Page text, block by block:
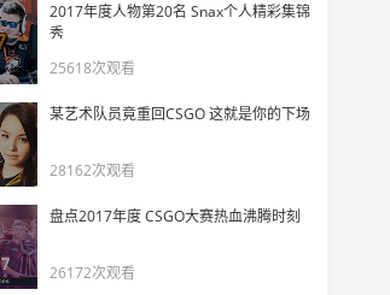
10955
IEM卡托维兹：NIP vs G2 地图二Mirage
13495
IEM卡托维兹：NIP vs G2 地图一Cache
10663
IEM卡托维兹：SK vs Cloud9 地图三Inferno
2017年度人物第20名 Snax个人精彩集锦
秀
25618次观看
某艺术队员竟重回CSGO 这就是你的下场
28162次观看
盘点2017年度 CSGO大赛热血沸腾时刻
26172次观看